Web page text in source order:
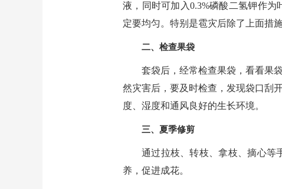
液，同时可加入0.3%磷酸二氢钾作
定要均匀。特别是雹灾后除了上面措
二、检查果袋
套袋后，经常检查果袋，看看果
然灾害后，要及时检查，发现袋口刮
度、湿度和通风良好的生长环境。
三、夏季修剪
通过拉枝、转枝、拿枝、摘心等
养，促进成花。